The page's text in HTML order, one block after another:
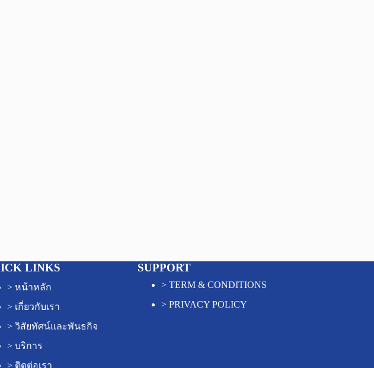
LINKS
> หน้าหลัก
> เกี่ยวกับเรา
> วิสัยทัศน์และพันธกิจ
> บริการ
> ติดต่อเรา
SUPPORT
> TERM & CONDITIONS
> PRIVACY POLICY